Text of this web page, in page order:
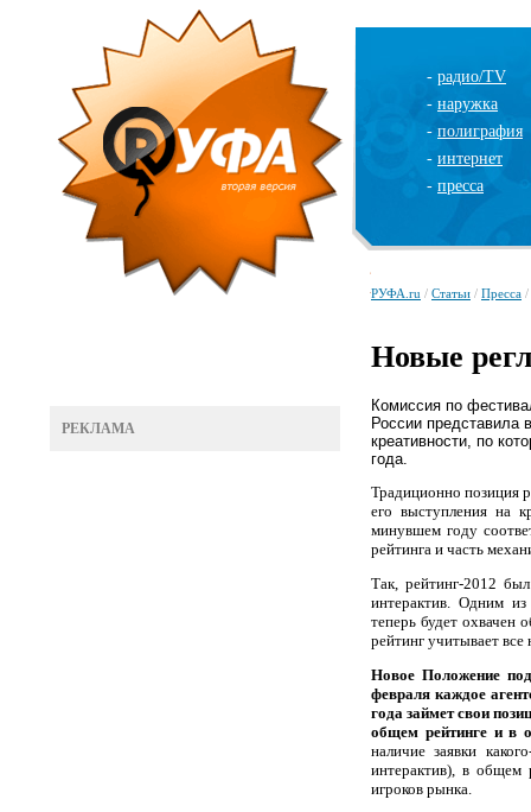
- радио/TV
- наружка
- полиграфия
- интернет
- пресса
РЕКЛАМА
РУФА.ru / Статьи / Пресса /
Новые
Комиссия по
России представила
креативности, по
года.
Традиционно позиция
его выступления на
минувшем году
рейтинга и часть
Так, рейтинг-2012
интерактив. Одним из
теперь будет
рейтинг учитывает
Новое Положение
февраля каждое
года займет свои
общем рейтинге и в
наличие заявки
интерактив), в общем
игроков рынка.